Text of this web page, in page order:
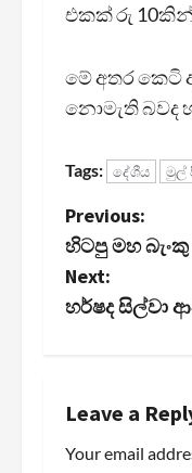
එකක් රු 10කින්
මේ අතර කෙටි
නොමැති බවද
Tags: දේශීය මුල්
P
o
s
n
a
Previous:
හිටපු මහ
Next:
හර්ෂද සිල්වා
Leave a
Your email